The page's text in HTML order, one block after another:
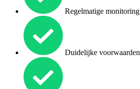
Regelmatige monitoring
Duidelijke voorwaarden